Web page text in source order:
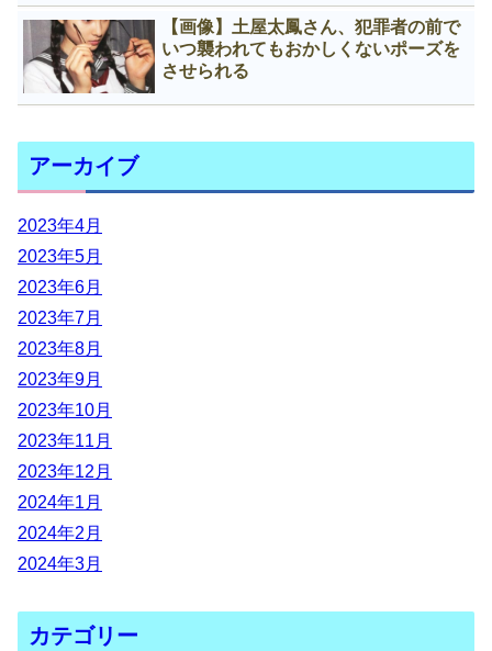
【画像】土屋太鳳さん、犯罪者の前で
いつ襲われてもおかしくないポーズを
させられる
アーカイブ
2023年4月
2023年5月
2023年6月
2023年7月
2023年8月
2023年9月
2023年10月
2023年11月
2023年12月
2024年1月
2024年2月
2024年3月
カテゴリー